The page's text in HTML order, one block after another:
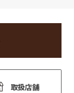
取扱店舗